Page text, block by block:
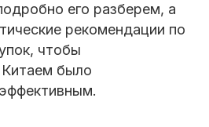
его разберем, а
рекомендации по
чтобы
Китаем было